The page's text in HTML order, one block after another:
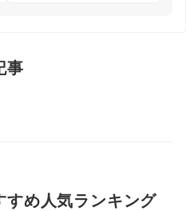
事
すめ人気ランキング